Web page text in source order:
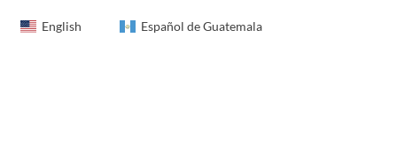
English Español de Guatemala